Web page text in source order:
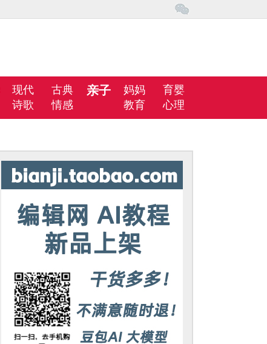
现代
古典
诗歌
情感
亲子 妈妈
育婴
教育
心理